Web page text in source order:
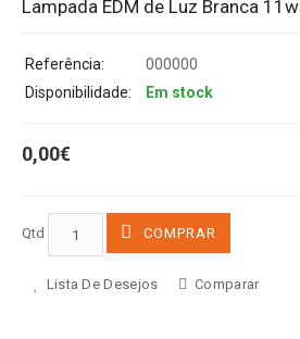
Lampada EDM de Luz Branca 11w
Referência:
000000
Disponibilidade:
Em stock
0,00€
Qtd COMPRAR
Lista De Desejos Comparar